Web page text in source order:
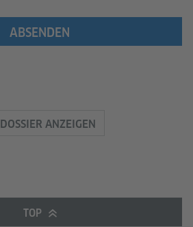
ABSENDEN
DOSSIER ANZEIGEN
TOP